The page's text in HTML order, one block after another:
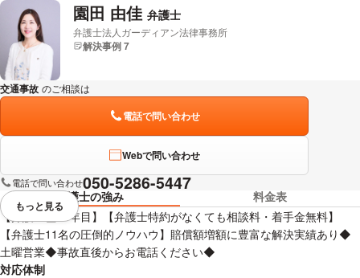
園田 由佳 弁護士
弁護士法人ガーディアン法律事務所
解決事例 7
交通事故 のご相談は
電話で問い合わせ
Webで問い合わせ
電話で問い合わせ050-5286-5447
弁護士の強み
料金表
【弁護士歴14年目】【弁護士特約がなくても相談料・着手金無料】
【弁護士11名の圧倒的ノウハウ】賠償額増額に豊富な解決実績あり◆
土曜営業◆事故直後からお電話ください◆
対応体制
視覚的に省略されている要素を
もっと見る